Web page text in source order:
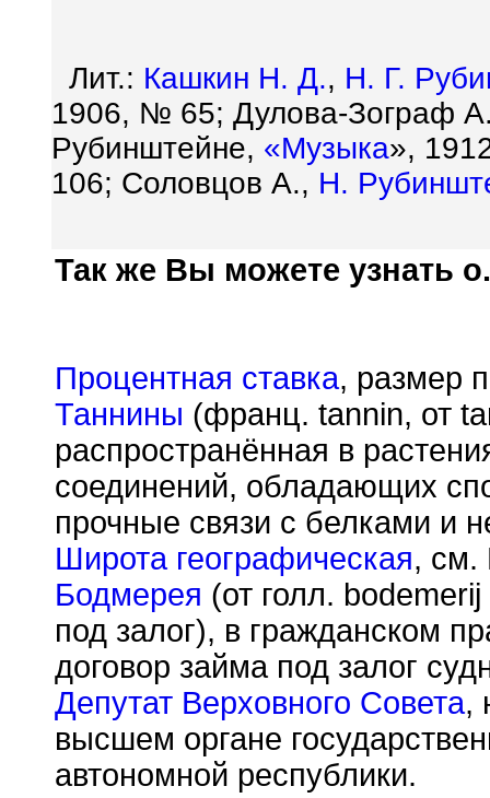
Лит.: Кашкин Н. Д., Н. Г.
1906, № 65; Дулова-Зограф
Рубинштейне, «Музыка»,
106; Соловцов А., Н.
Так же Вы можете узнать
Процентная ставка, размер
Таннины (франц. tannin, от
распространённая в
соединений, обладающих
прочные связи с белками и
Широта географическая, см.
Бодмерея (от голл.
под залог), в гражданском
договор займа под залог
Депутат Верховного Совета,
высшем органе
автономной республики.